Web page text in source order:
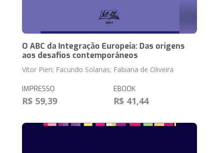
O ABC da Integração Europeia: Das origens
aos desafios contemporâneos
Vitor Pieri; Facundo Solanas; Fabiana de Oliveira
IMPRESSO
R$ 59,39
EBOOK
R$ 41,44